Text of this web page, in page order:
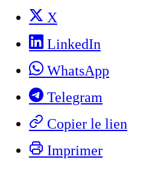
X
LinkedIn
WhatsApp
Telegram
Copier le lien
Imprimer